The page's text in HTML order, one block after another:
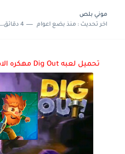
موني بلص
اخر تحديث :منذ بضع اعوام 4 دقائق للقراءة
تحميل لعبه Dig Out مهكره الاصدار الرسمي للاندرويد